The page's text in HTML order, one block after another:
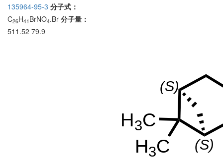
135964-95-3 分子式：
C26H41 BrNO4.Br 分子量：
511.52 79.9